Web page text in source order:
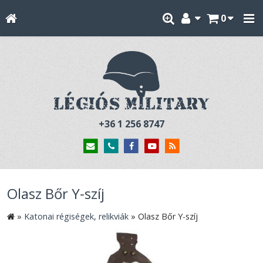
0
+36 1 256 8747
Olasz Bőr Y-szíj
» Katonai régiségek, relikviák » Olasz Bőr Y-szíj